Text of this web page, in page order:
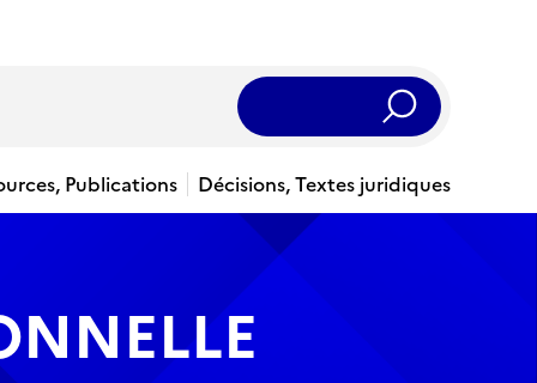
Rechercher
Publications
Décisions, Textes juridiques